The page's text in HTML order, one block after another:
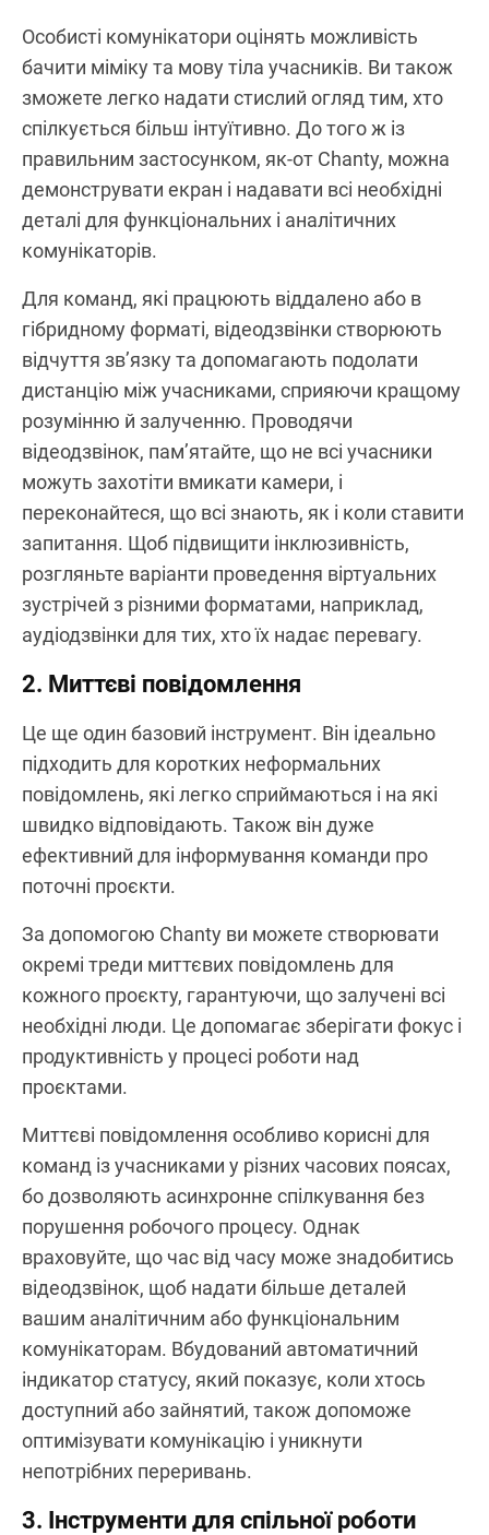
Особисті комунікатори оцінять можливість
бачити міміку та мову тіла учасників. Ви також
зможете легко надати стислий огляд тим, хто
спілкується більш інтуїтивно. До того ж із
правильним застосунком, як-от Chanty, можна
демонструвати екран і надавати всі необхідні
деталі для функціональних і аналітичних
комунікаторів.
Для команд, які працюють віддалено або в
гібридному форматі, відеодзвінки створюють
відчуття зв’язку та допомагають подолати
дистанцію між учасниками, сприяючи кращому
розумінню й залученню. Проводячи
відеодзвінок, пам’ятайте, що не всі учасники
можуть захотіти вмикати камери, і
переконайтеся, що всі знають, як і коли ставити
запитання. Щоб підвищити інклюзивність,
розгляньте варіанти проведення віртуальних
зустрічей з різними форматами, наприклад,
аудіодзвінки для тих, хто їх надає перевагу.
2. Миттєві повідомлення
Це ще один базовий інструмент. Він ідеально
підходить для коротких неформальних
повідомлень, які легко сприймаються і на які
швидко відповідають. Також він дуже
ефективний для інформування команди про
поточні проєкти.
За допомогою Chanty ви можете створювати
окремі треди миттєвих повідомлень для
кожного проєкту, гарантуючи, що залучені всі
необхідні люди. Це допомагає зберігати фокус і
продуктивність у процесі роботи над
проєктами.
Миттєві повідомлення особливо корисні для
команд із учасниками у різних часових поясах,
бо дозволяють асинхронне спілкування без
порушення робочого процесу. Однак
враховуйте, що час від часу може знадобитись
відеодзвінок, щоб надати більше деталей
вашим аналітичним або функціональним
комунікаторам. Вбудований автоматичний
індикатор статусу, який показує, коли хтось
доступний або зайнятий, також допоможе
оптимізувати комунікацію і уникнути
непотрібних переривань.
3. Інструменти для спільної роботи